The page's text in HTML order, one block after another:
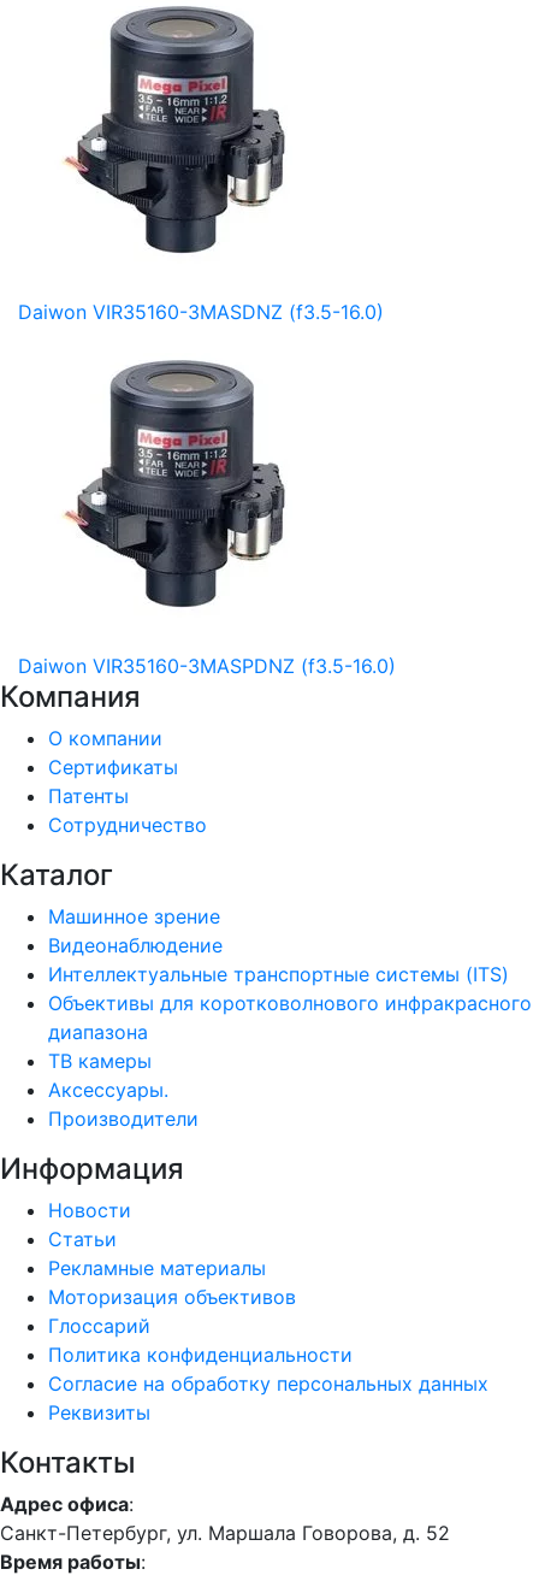
Daiwon VIR35160-3MASDNZ (f3.5-16.0)
Daiwon VIR35160-3MASPDNZ (f3.5-16.0)
Компания
О компании
Сертификаты
Патенты
Сотрудничество
Каталог
Машинное зрение
Видеонаблюдение
Интеллектуальные транспортные системы (ITS)
Объективы для коротковолнового инфракрасного
диапазона
ТВ камеры
Аксессуары.
Производители
Информация
Новости
Статьи
Рекламные материалы
Моторизация объективов
Глоссарий
Политика конфиденциальности
Согласие на обработку персональных данных
Реквизиты
Контакты
Адрес офиса:
Санкт-Петербург, ул. Маршала Говорова, д. 52
Время работы: